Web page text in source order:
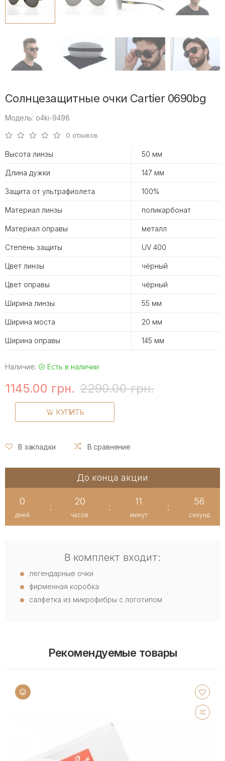
Солнцезащитные очки Cartier 0690bg
Модель: o4ki-9498
0 отзывов
Высота линзы 50 мм
Длина дужки 147 мм
Защита от ультрафиолета 100%
Материал линзы поликарбонат
Материал оправы металл
Степень защиты UV 400
Цвет линзы чёрный
Цвет оправы чёрный
Ширина линзы 55 мм
Ширина моста 20 мм
Ширина оправы 145 мм
Наличие: Есть в наличии
1145.00 грн. 2290.00 грн.
КУПИТЬ
В закладки В сравнение
До конца акции
0
дней
:
20
часов
:
11
минут
:
56
секунд
В комплект входит:
легендарные очки
фирменная коробка
салфетка из микрофибры с логотипом
Рекомендуемые товары